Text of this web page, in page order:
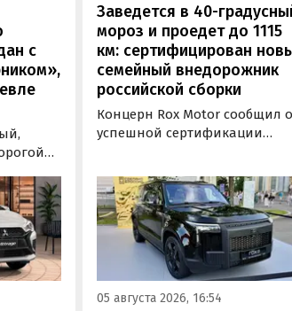
с
у
по
из
него 1
Заведется в 40-
мороз и проедет до 1115
км: сертифицирован
семейный внедорожник
российской сборки
Концерн Rox Motor сообщил
успешной сертификации
Модель получила Одобрение
типа транспортного
(ОТТС), позволяющее
выпускаться на
калининградском заводе
«Автотор» с российским VIN-
номером.
05 августа 2026, 16:54